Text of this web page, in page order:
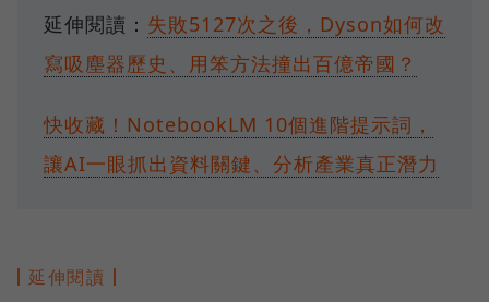
延伸閱讀： 失敗5127次之後，Dyson如何改
寫吸塵器歷史、用笨方法撞出百億帝國？
快收藏！NotebookLM 10個進階提示詞，
讓AI一眼抓出資料關鍵、分析產業真正潛力
延伸閱讀